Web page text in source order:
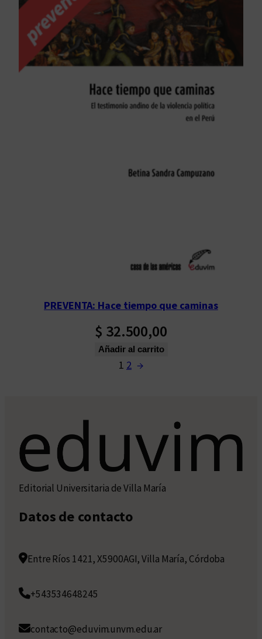
PREVENTA: Hace tiempo que caminas
$ 32.500,00
Añadir al carrito
1 2 →
Editorial Universitaria de Villa María
Datos de contacto
Entre Ríos 1421, X5900AGI, Villa María, Córdoba
+543534648245
contacto@eduvim.unvm.edu.ar